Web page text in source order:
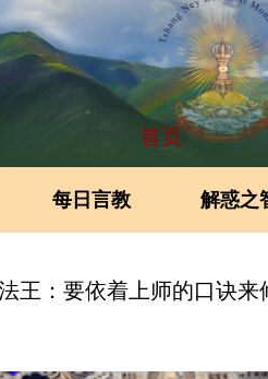
首页
每日言教 解惑之
王：要依着上师的口诀来